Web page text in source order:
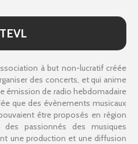
à but non-lucratif créée
des concerts, et qui anime
émission de radio hebdomadaire
que des évènements musicaux
être proposés en région
des passionnés des musiques
une production et une diffusion